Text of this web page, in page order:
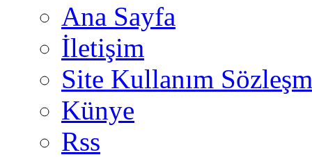
Ana Sayfa
İletişim
Site Kullanım
Künye
Rss